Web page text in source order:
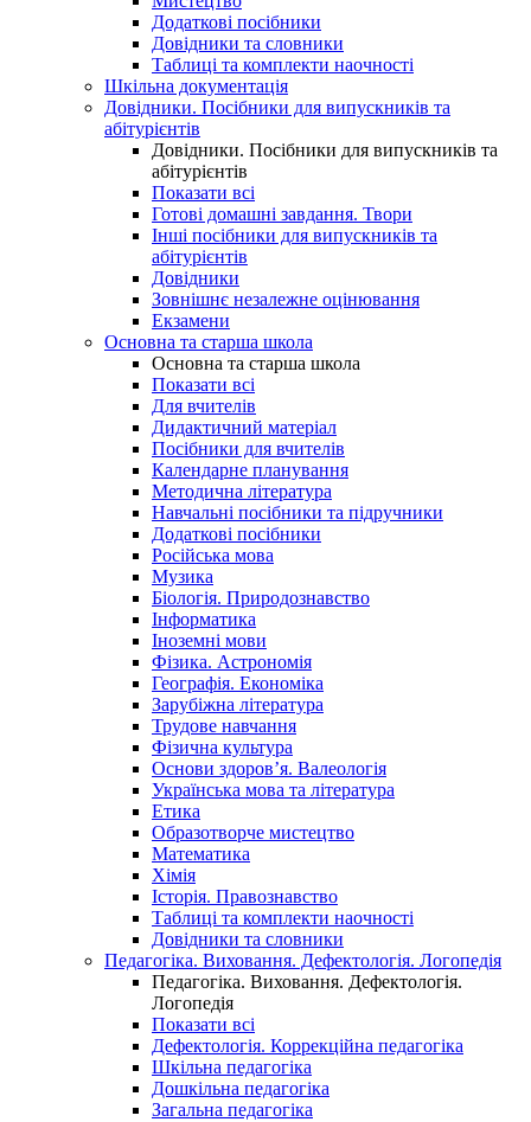
Додаткові посібники
Довідники та словники
Таблиці та комплекти наочності
Шкільна документація
Довідники. Посібники для випускників та
абітурієнтів
Довідники. Посібники для випускників та
абітурієнтів
Показати всі
Готові домашні завдання. Твори
Інші посібники для випускників та
абітурієнтів
Довідники
Зовнішнє незалежне оцінювання
Екзамени
Основна та старша школа
Основна та старша школа
Показати всі
Для вчителів
Дидактичний матеріал
Посібники для вчителів
Календарне планування
Методична література
Навчальні посібники та підручники
Додаткові посібники
Російська мова
Музика
Біологія. Природознавство
Інформатика
Іноземні мови
Фізика. Астрономія
Географія. Економіка
Зарубіжна література
Трудове навчання
Фізична культура
Основи здоров’я. Валеологія
Українська мова та література
Етика
Образотворче мистецтво
Математика
Хімія
Історія. Правознавство
Таблиці та комплекти наочності
Довідники та словники
Педагогіка. Виховання. Дефектологія. Логопедія
Педагогіка. Виховання. Дефектологія.
Логопедія
Показати всі
Дефектологія. Коррекційна педагогіка
Шкільна педагогіка
Дошкільна педагогіка
Загальна педагогіка